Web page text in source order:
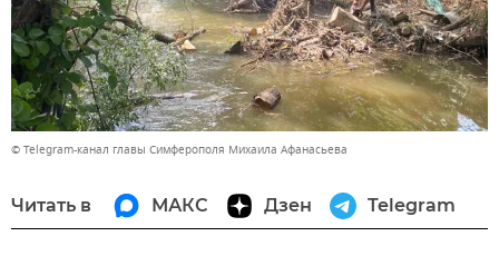
© Telegram-канал главы Симферополя Михаила Афанасьева
Читать в МАКС Дзен Telegram